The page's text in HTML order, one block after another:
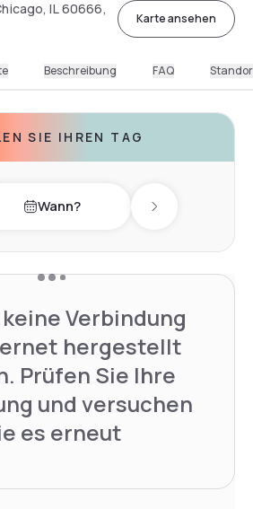
IL 60666,
Karte ansehen
Beschreibung FAQ
SIE IHREN TAG
day Wann? Next day
keine Verbindung
hergestellt
Prüfen Sie Ihre
und versuchen
es erneut